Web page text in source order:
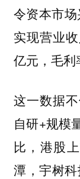
令资本市场
实现营业
亿元，毛利
这一数据
自研+规模
比，港股
潭，宇树